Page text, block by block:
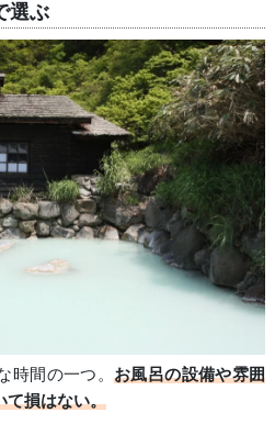
選ぶ
時間の一つ。お風呂の設備や雰囲
て損はない。